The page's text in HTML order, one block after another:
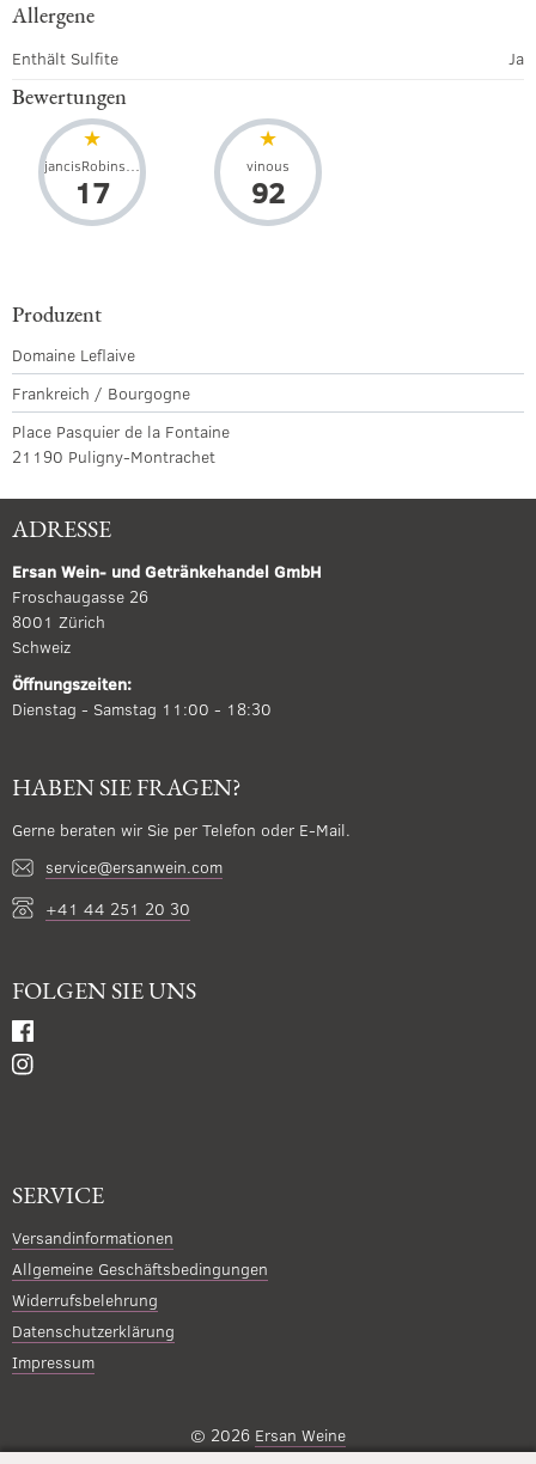
Allergene
Enthält Sulfite Ja
Bewertungen
jancisRobinson
17
vinous
92
Produzent
Domaine Leflaive
Frankreich / Bourgogne
Place Pasquier de la Fontaine
21190 Puligny-Montrachet
ADRESSE
Ersan Wein- und Getränkehandel GmbH
Froschaugasse 26
8001 Zürich
Schweiz
Öffnungszeiten:
Dienstag - Samstag 11:00 - 18:30
HABEN SIE FRAGEN?
Gerne beraten wir Sie per Telefon oder E-Mail.
service@ersanwein.com
+41 44 251 20 30
FOLGEN SIE UNS
SERVICE
Versandinformationen
Allgemeine Geschäftsbedingungen
Widerrufsbelehrung
Datenschutzerklärung
Impressum
© 2026 Ersan Weine